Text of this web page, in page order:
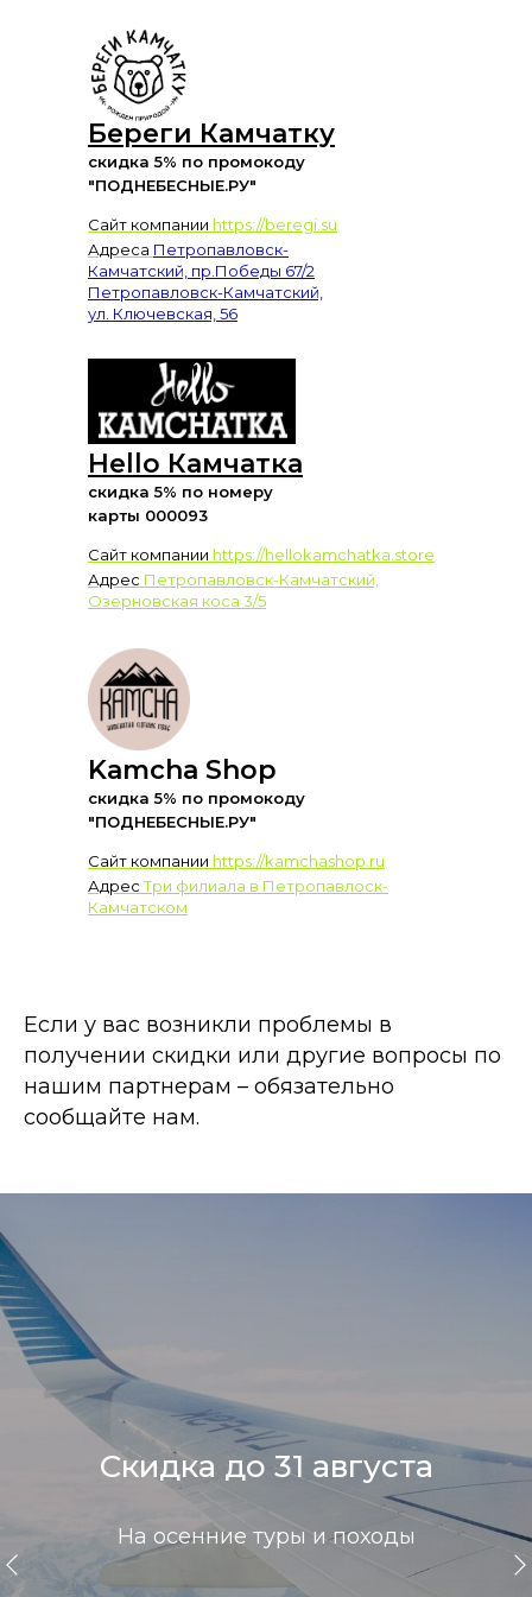
Hello Камчатка
Адрес Петропавловск-Камчатский,
Озерновская коса 3/5
скидка 5% по номеру
карты 000093
Береги Камчатку
Адреса Петропавловск-
Камчатский, пр.Победы 67/2
Петропавловск-Камчатский,
ул. Ключевская, 56
скидка 5% по промокоду
"ПОДНЕБЕСНЫЕ.РУ"
Сайт компании https://beregi.su
Сайт компании https://hellokamchatka.store
Kamcha Shop
АдресТри филиала в Петропавлоск-
Камчатском
скидка 5% по промокоду
"ПОДНЕБЕСНЫЕ.РУ"
Сайт компании https://kamchashop.ru
Если у вас возникли проблемы в
получении скидки или другие вопросы по
нашим партнерам – обязательно
сообщайте нам.
Скидка до 31 августа
На осенние туры и походы